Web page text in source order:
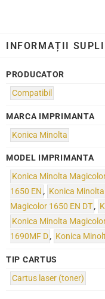
INFORMAȚII
PRODUCATOR
Compatibil
MARCA IMPRIMANTA
Konica Minolta
MODEL IMPRIMANTA
Konica Minolta
1650 EN , Konica
Magicolor 1650 EN DT,
Konica Minolta
1690MF D, Konica
TIP CARTUS
Cartus laser (toner)